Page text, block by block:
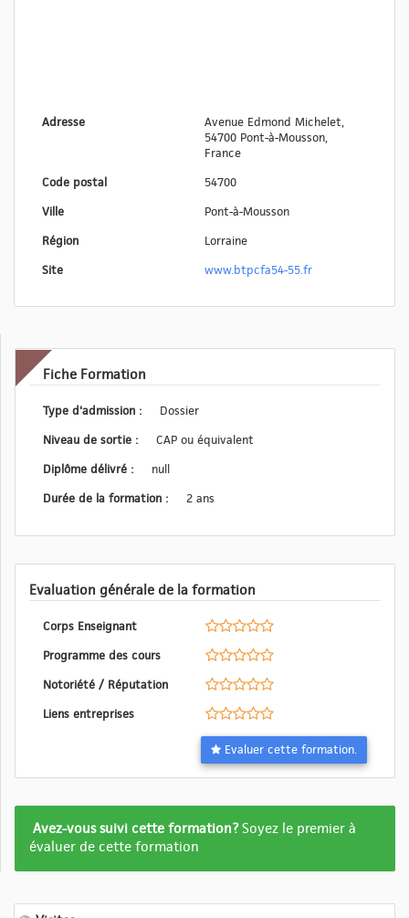
Adresse
Avenue Edmond Michelet,
54700 Pont-à-Mousson,
France
Code postal
54700
Ville
Pont-à-Mousson
Région
Lorraine
Site
www.btpcfa54-55.fr
Fiche Formation
Type d'admission :
Dossier
Niveau de sortie :
CAP ou équivalent
Diplôme délivré :
null
Durée de la formation :
2 ans
Evaluation générale de la formation
Corps Enseignant
Programme des cours
Notoriété / Réputation
Liens entreprises
Evaluer cette formation.
Formation
pas
Avez-vous suivi cette formation?Soyez le premier à
évaluer de cette formation